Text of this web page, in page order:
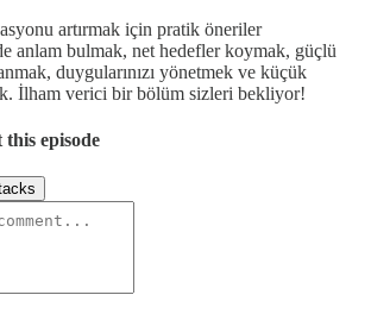
artırmak için pratik öneriler
anlam bulmak, net hedefler koymak, güçlü
duygularınızı yönetmek ve küçük
İlham verici bir bölüm sizleri bekliyor!
this episode